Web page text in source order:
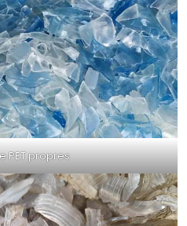
PET propres